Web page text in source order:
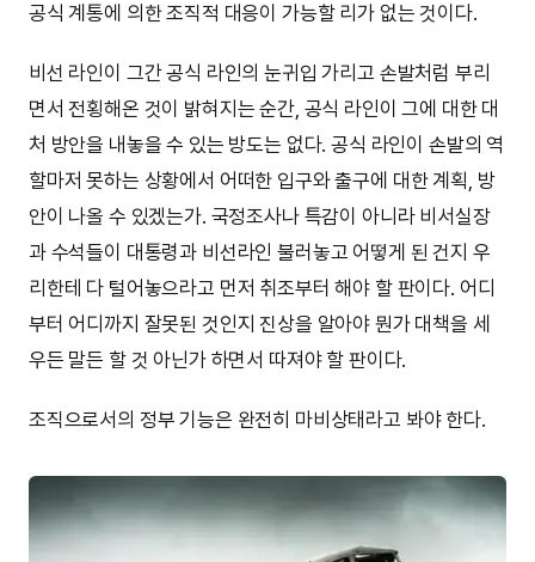
공식 계통에 의한 조직적 대응이 가능할 리가 없는 것이다.
비선 라인이 그간 공식 라인의 눈귀입 가리고 손발처럼 부리
면서 전횡해온 것이 밝혀지는 순간, 공식 라인이 그에 대한 대
처 방안을 내놓을 수 있는 방도는 없다. 공식 라인이 손발의 역
할마저 못하는 상황에서 어떠한 입구와 출구에 대한 계획, 방
안이 나올 수 있겠는가. 국정조사나 특감이 아니라 비서실장
과 수석들이 대통령과 비선라인 불러놓고 어떻게 된 건지 우
리한테 다 털어놓으라고 먼저 취조부터 해야 할 판이다. 어디
부터 어디까지 잘못된 것인지 진상을 알아야 뭔가 대책을 세
우든 말든 할 것 아닌가 하면서 따져야 할 판이다.
조직으로서의 정부 기능은 완전히 마비상태라고 봐야 한다.